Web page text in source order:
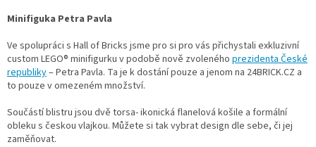
Minifiguka Petra Pavla
Ve spolupráci s Hall of Bricks jsme pro si pro vás přichystali exkluzivní
custom LEGO® minifigurku v podobě nově zvoleného prezidenta České
republiky– Petra Pavla. Ta je k dostání pouze a jenom na 24BRICK.CZ a
to pouze v omezeném množství.
Součástí blistru jsou dvě torsa- ikonická flanelová košile a formální
obleku s českou vlajkou. Můžete si tak vybrat design dle sebe, či jej
zaměňovat.